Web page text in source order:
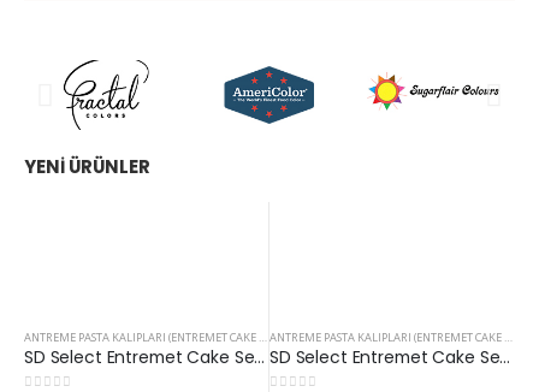
YENI ÜRÜNLER
SD Select Entremet Cake Series: Balloon Heart Cutter Small Cutter (Antreme Pasta Serisi: Balon Kalp Kesici) SD Select Entremet Cake Series: Balloon Heart Cutter Cutter (Antreme Pasta Serisi: Balon Kalp Kesici)